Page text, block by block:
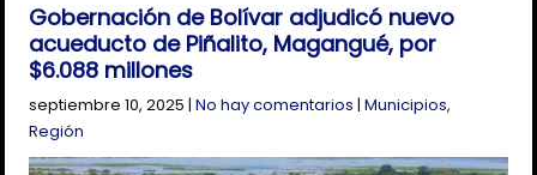
Gobernación de Bolívar adjudicó nuevo
acueducto de Piñalito, Magangué, por
$6.088 millones
septiembre 10, 2025 |No hay comentarios |Municipios,
Región